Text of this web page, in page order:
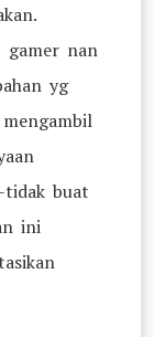
gamer nan
yg
tidak buat
ini